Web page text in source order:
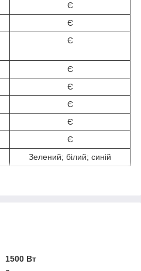
Є
Є
Є
Є
Є
Є
Є
Є
Зелений; білий; синій
1500 Вт